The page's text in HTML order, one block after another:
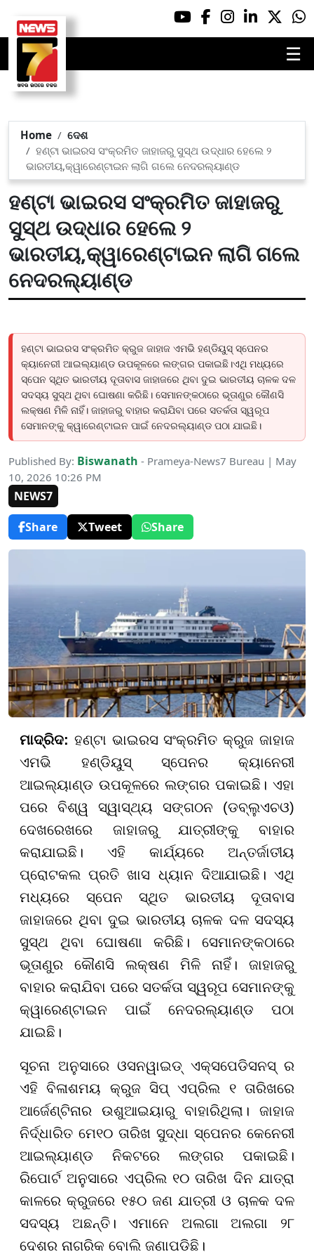
☰
Home
ଦେଶ
ହଣ୍ଟା ଭାଇରସ ସଂକ୍ରମିତ ଜାହାଜରୁ ସୁସ୍ଥ ଉଦ୍ଧାର ହେଲେ ୨
ଭାରତୀୟ,କ୍ୱାରେଣ୍ଟାଇନ ଲାଗି ଗଲେ ନେଦରଲ୍ୟାଣ୍ଡ
ହଣ୍ଟା ଭାଇରସ ସଂକ୍ରମିତ ଜାହାଜରୁ
ସୁସ୍ଥ ଉଦ୍ଧାର ହେଲେ ୨
ଭାରତୀୟ,କ୍ୱାରେଣ୍ଟାଇନ ଲାଗି ଗଲେ
ନେଦରଲ୍ୟାଣ୍ଡ
ହଣ୍ଟା ଭାଇରସ ସଂକ୍ରମିତ କ୍ରୁଜ ଜାହାଜ ଏମଭି ହଣ୍ଡିୟୁସ୍ ସ୍ପେନର
କ୍ୟାନେରୀ ଆଇଲ୍ୟାଣ୍ଡ ଉପକୂଳରେ ଲଙ୍ଗର ପକାଇଛି।ଏଥି ମଧ୍ୟରେ
ସ୍ପେନ ସ୍ଥିତ ଭାରତୀୟ ଦୂତାବାସ ଜାହାଜରେ ଥିବା ଦୁଇ ଭାରତୀୟ ଚାଳକ ଦଳ
ସଦସ୍ୟ ସୁସ୍ଥ ଥିବା ଘୋଷଣା କରିଛି। ସେମାନଙ୍କଠାରେ ଭୂତାଣୁର କୌଣସି
ଲକ୍ଷଣ ମିଳି ନାହିଁ। ଜାହାଜରୁ ବାହାର କରାଯିବା ପରେ ସତର୍କତା ସ୍ୱରୂପ
ସେମାନଙ୍କୁ କ୍ୱାରେଣ୍ଟାଇନ ପାଇଁ ନେଦରଲ୍ୟାଣ୍ଡ ପଠା ଯାଇଛି।
Published By: Biswanath - Prameya-News7 Bureau | May
10, 2026 10:26 PM
NEWS7
Share
Tweet Share
ମାଦ୍ରିଦ: ହଣ୍ଟା ଭାଇରସ ସଂକ୍ରମିତ କ୍ରୁଜ ଜାହାଜ
ଏମଭି ହଣ୍ଡିୟୁସ୍ ସ୍ପେନର କ୍ୟାନେରୀ
ଆଇଲ୍ୟାଣ୍ଡ ଉପକୂଳରେ ଲଙ୍ଗର ପକାଇଛି। ଏହା
ପରେ ବିଶ୍ୱ ସ୍ୱାସ୍ଥ୍ୟ ସଙ୍ଗଠନ (ଡବ୍ଲୁଏଚଓ)
ଦେଖରେଖରେ ଜାହାଜରୁ ଯାତ୍ରୀଙ୍କୁ ବାହାର
କରାଯାଇଛି। ଏହି କାର୍ଯ୍ୟରେ ଅନ୍ତର୍ଜାତୀୟ
ପ୍ରୋଟକଲ ପ୍ରତି ଖାସ ଧ୍ୟାନ ଦିଆଯାଇଛି। ଏଥି
ମଧ୍ୟରେ ସ୍ପେନ ସ୍ଥିତ ଭାରତୀୟ ଦୂତାବାସ
ଜାହାଜରେ ଥିବା ଦୁଇ ଭାରତୀୟ ଚାଳକ ଦଳ ସଦସ୍ୟ
ସୁସ୍ଥ ଥିବା ଘୋଷଣା କରିଛି। ସେମାନଙ୍କଠାରେ
ଭୂତାଣୁର କୌଣସି ଲକ୍ଷଣ ମିଳି ନାହିଁ। ଜାହାଜରୁ
ବାହାର କରାଯିବା ପରେ ସତର୍କତା ସ୍ୱରୂପ ସେମାନଙ୍କୁ
କ୍ୱାରେଣ୍ଟାଇନ ପାଇଁ ନେଦରଲ୍ୟାଣ୍ଡ ପଠା
ଯାଇଛି।
ସୂଚନା ଅନୁସାରେ ଓସନୱାଇଡ୍ ଏକ୍ସପେଡିସନସ୍ ର
ଏହି ବିଳାଶମୟ କ୍ରୁଜ ସିପ୍ ଏପ୍ରିଲ ୧ ତାରିଖରେ
ଆର୍ଜେଣ୍ଟିନାର ଉଶୁଆଇୟାରୁ ବାହାରିଥିଲା। ଜାହାଜ
ନିର୍ଦ୍ଧାରିତ ମେ୧୦ ତାରିଖ ସୁଦ୍ଧା ସ୍ପେନର କେନେରୀ
ଆଇଲ୍ୟାଣ୍ଡ ନିକଟରେ ଲଙ୍ଗର ପକାଇଛି।
ରିପୋର୍ଟ ଅନୁସାରେ ଏପ୍ରିଲ ୧୦ ତାରିଖ ଦିନ ଯାତ୍ରା
କାଳରେ କ୍ରୁଜରେ ୧୫୦ ଜଣ ଯାତ୍ରୀ ଓ ଚାଳକ ଦଳ
ସଦସ୍ୟ ଅଛନ୍ତି। ଏମାନେ ଅଲଗା ଅଲଗା ୨୮
ଦେଶର ନାଗରିକ ବୋଲି ଜଣାପଡିଛି।